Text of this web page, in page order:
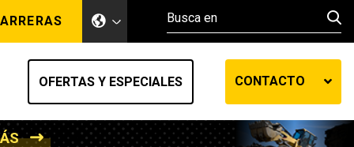
OFERTAS Y ESPECIALES CONTACTO